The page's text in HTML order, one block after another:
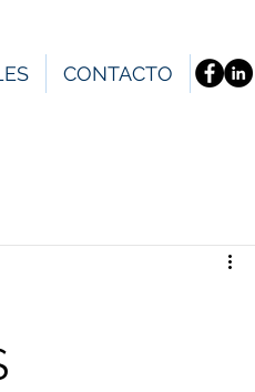
CONTACTO